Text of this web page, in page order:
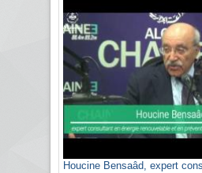
Houcine Bensaâd, expert